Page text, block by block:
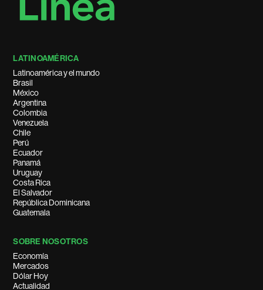
LATINOAMÉRICA
Latinoamérica y el mundo
Brasil
México
Argentina
Colombia
Venezuela
Chile
Perú
Ecuador
Panamá
Uruguay
Costa Rica
El Salvador
República Dominicana
Guatemala
SOBRE NOSOTROS
Economía
Mercados
Dólar Hoy
Actualidad